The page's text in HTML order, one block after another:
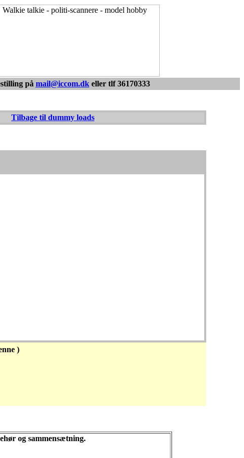
på mail@iccom.dkeller tlf 36170333
Tilbage til dummy loads
)
og sammensætning.